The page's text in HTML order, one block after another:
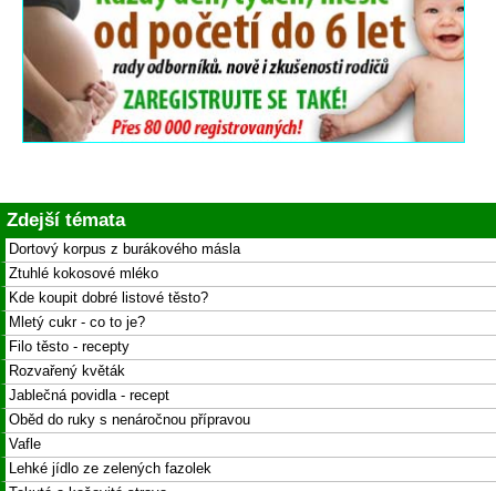
Zdejší témata
Dortový korpus z burákového másla
Ztuhlé kokosové mléko
Kde koupit dobré listové těsto?
Mletý cukr - co to je?
Filo těsto - recepty
Rozvařený květák
Jablečná povidla - recept
Oběd do ruky s nenáročnou přípravou
Vafle
Lehké jídlo ze zelených fazolek